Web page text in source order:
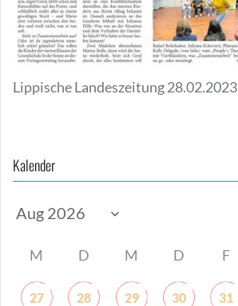
Lippische Landeszeitung 28.02.2023
Kalender
M D M D F
27 28 29 30 31